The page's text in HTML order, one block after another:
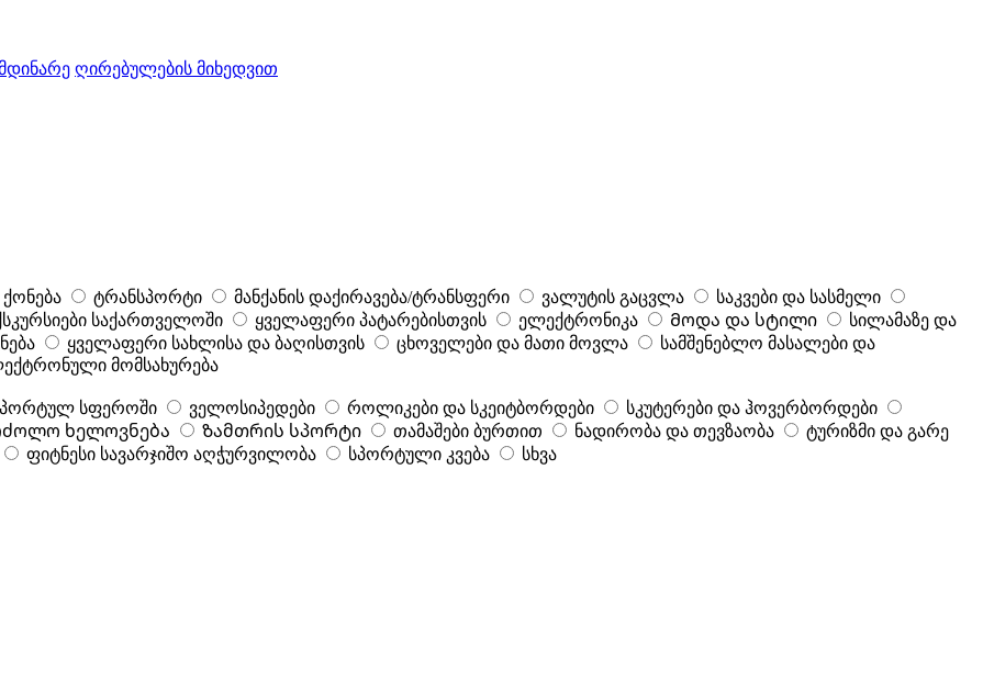
ღირებულების მიხედვით
ტრანსპორტი მანქანის დაქირავება/ტრანსფერი ვალუტის გაცვლა
საკვები და სასმელი
საქართველოში ყველაფერი პატარებისთვის ელექტრონიკა Მოდა და სტილი
სილამაზე და
ყველაფერი სახლისა და ბაღისთვის ცხოველები და მათი მოვლა
სამშენებლო მასალები და
მომსახურება
სფეროში ველოსიპედები როლიკები და სკეიტბორდები
სკუტერები და ჰოვერბორდები
ხელოვნება Ზამთრის სპორტი თამაშები ბურთით ნადირობა და თევზაობა
ტურიზმი და გარე
ფიტნესი სავარჯიშო აღჭურვილობა სპორტული კვება
სხვა